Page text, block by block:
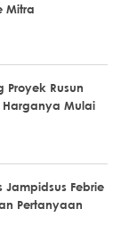
Mitra
Proyek Rusun
Harganya Mulai
Jampidsus Febrie
Pertanyaan